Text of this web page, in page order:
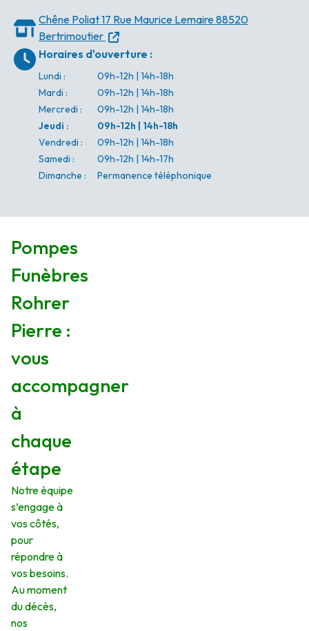
Chêne Poliat17 Rue Maurice Lemaire88520
Bertrimoutier
Horaires d'ouverture :
Lundi :
09h-12h | 14h-18h
Mardi :
09h-12h | 14h-18h
Mercredi :
09h-12h | 14h-18h
Jeudi :
09h-12h | 14h-18h
Vendredi :
09h-12h | 14h-18h
Samedi :
09h-12h | 14h-17h
Dimanche : Permanence téléphonique
Pompes
Funèbres
Rohrer
Pierre :
vous
accompagner
à
chaque
étape
Notre équipe
s’engage à
vos côtés,
pour
répondre à
vos besoins.
Au moment
du décès,
nos